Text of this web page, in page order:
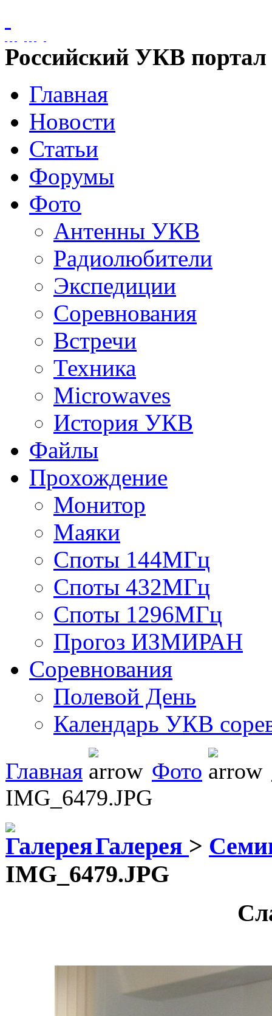
Российский УКВ портал
Главная
Новости
Статьи
Форумы
Фото
Антенны УКВ
Радиолюбители
Экспедиции
Соревнования
Встречи
Техника
Microwaves
История УКВ
Файлы
Прохождение
Монитор
Маяки
Споты 144МГц
Споты 432МГц
Споты 1296МГц
Прогоз ИЗМИРАН
Соревнования
Полевой День
Календарь УКВ
Главная Фото
IMG_6479.JPG
Галерея >
IMG_6479.JPG